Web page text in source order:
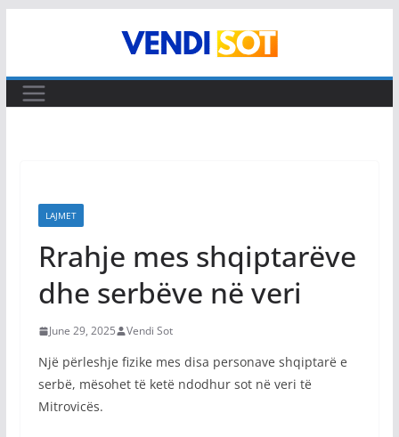
LAJMET
Rrahje mes shqiptarëve
dhe serbëve në veri
June 29, 2025 Vendi Sot
Një përleshje fizike mes disa personave shqiptarë e
serbë, mësohet të ketë ndodhur sot në veri të
Mitrovicës.